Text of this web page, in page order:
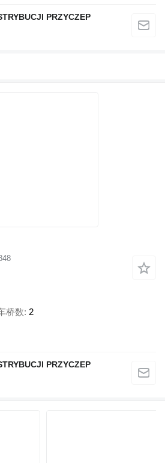
PRZYCZEP
桥数 2
PRZYCZEP